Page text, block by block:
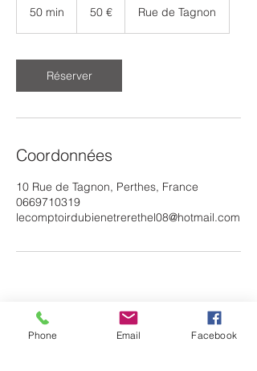
50 min
i
n
50 € Rue de Tagnon
Réserver
Coordonnées
10 Rue de Tagnon, Perthes, France
0669710319
lecomptoirdubienetrerethel08@hotmail.com
Phone Email Facebook